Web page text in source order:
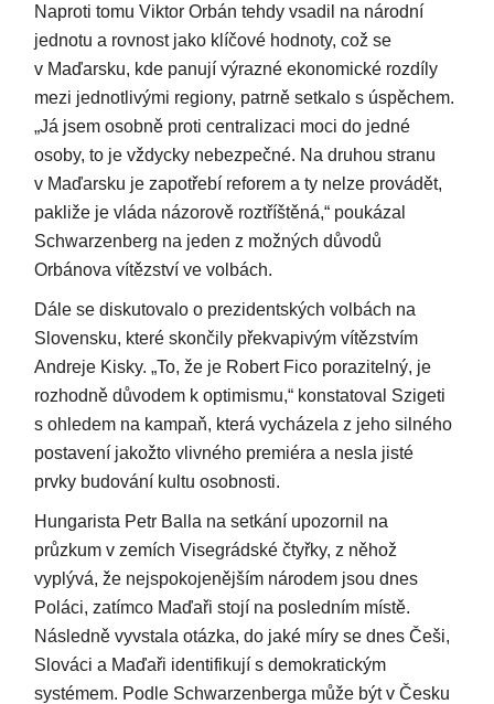
Naproti tomu Viktor Orbán tehdy vsadil na národní
jednotu a rovnost jako klíčové hodnoty, což se
v Maďarsku, kde panují výrazné ekonomické rozdíly
mezi jednotlivými regiony, patrně setkalo s úspěchem.
„Já jsem osobně proti centralizaci moci do jedné
osoby, to je vždycky nebezpečné. Na druhou stranu
v Maďarsku je zapotřebí reforem a ty nelze provádět,
pakliže je vláda názorově roztříštěná,“ poukázal
Schwarzenberg na jeden z možných důvodů
Orbánova vítězství ve volbách.
Dále se diskutovalo o prezidentských volbách na
Slovensku, které skončily překvapivým vítězstvím
Andreje Kisky. „To, že je Robert Fico porazitelný, je
rozhodně důvodem k optimismu,“ konstatoval Szigeti
s ohledem na kampaň, která vycházela z jeho silného
postavení jakožto vlivného premiéra a nesla jisté
prvky budování kultu osobnosti.
Hungarista Petr Balla na setkání upozornil na
průzkum v zemích Visegrádské čtyřky, z něhož
vyplývá, že nejspokojenějším národem jsou dnes
Poláci, zatímco Maďaři stojí na posledním místě.
Následně vyvstala otázka, do jaké míry se dnes Češi,
Slováci a Maďaři identifikují s demokratickým
systémem. Podle Schwarzenberga může být v Česku